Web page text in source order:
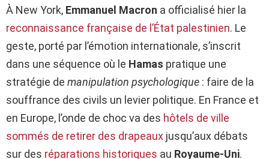
À New York, Emmanuel Macron a officialisé hier la
reconnaissance française de l’État palestinien. Le
geste, porté par l’émotion internationale, s’inscrit
dans une séquence où le Hamas pratique une
stratégie de manipulation psychologique : faire de la
souffrance des civils un levier politique. En France et
en Europe, l’onde de choc va des hôtels de ville
sommés de retirer des drapeaux jusqu’aux débats
sur des réparations historiques au Royaume-Uni.